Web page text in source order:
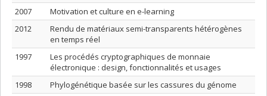
2007
Motivation et culture en e-learning
2012
Rendu de matériaux semi-transparents hétérogènes
en temps réel
1997
Les procédés cryptographiques de monnaie
électronique : design, fonctionnalités et usages
1998
Phylogénétique basée sur les cassures du génome